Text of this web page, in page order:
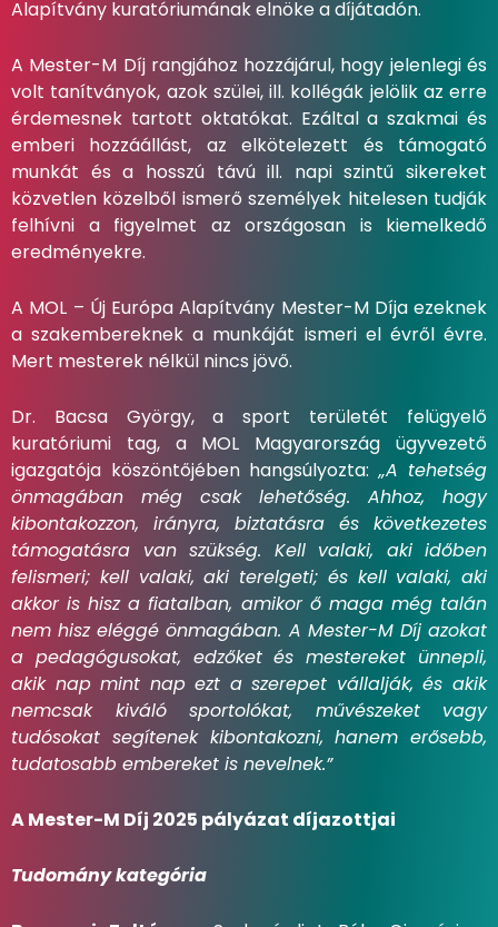
Alapítvány kuratóriumának elnöke a díjátadón.
A Mester-M Díj rangjához hozzájárul, hogy jelenlegi és
volt tanítványok, azok szülei, ill. kollégák jelölik az erre
érdemesnek tartott oktatókat. Ezáltal a szakmai és
emberi hozzáállást, az elkötelezett és támogató
munkát és a hosszú távú ill. napi szintű sikereket
közvetlen közelből ismerő személyek hitelesen tudják
felhívni a figyelmet az országosan is kiemelkedő
eredményekre.
A MOL – Új Európa Alapítvány Mester-M Díja ezeknek
a szakembereknek a munkáját ismeri el évről évre.
Mert mesterek nélkül nincs jövő.
Dr. Bacsa György, a sport területét felügyelő
kuratóriumi tag, a MOL Magyarország ügyvezető
igazgatója köszöntőjében hangsúlyozta:„A tehetség
önmagában még csak lehetőség. Ahhoz, hogy
kibontakozzon, irányra, biztatásra és következetes
támogatásra van szükség. Kell valaki, aki időben
felismeri; kell valaki, aki terelgeti; és kell valaki, aki
akkor is hisz a fiatalban, amikor ő maga még talán
nem hisz eléggé önmagában. A Mester-M Díj azokat
a pedagógusokat, edzőket és mestereket ünnepli,
akik nap mint nap ezt a szerepet vállalják, és akik
nemcsak kiváló sportolókat, művészeket vagy
tudósokat segítenek kibontakozni, hanem erősebb,
tudatosabb embereket is nevelnek.”
A Mester-M Díj 2025 pályázat díjazottjai
Tudomány kategória